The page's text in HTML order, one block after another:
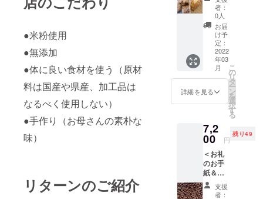
●米粉使用
●無添加
●体に良い食材を使う（原材
料は国産や県産、加工品は
なるべく使用しない）
●手作り（お母さんの素朴な
味）
リターンのご紹介
5ヵ月以
内で順
次発送
しま
す。 ※
商品に
小麦は
一切使
用して
おりま
麦や乳
製品を
使用し
ていま
す。 主
な原材
料:米粉
（国
までも
生ク
リーム
を添え
て食べ
るのも
お勧め
です。
サイズ
は4号以
米粉
（国
リーム
チーズ
（国
産）
ヨーグ
ンド
ケーキ
＆米粉
クッ
キー詰
め合せ
（ス
コーン
入りの
場合も
ありま
りの米
粉パウ
ンド
ケーキ
は素朴
な味な
ので生
クリー
者：
0人
お届
け予
定：
2022
年03
月
詳細を見る
こ
の
リ
タ
ー
ン
を
選
択
す
る
7,2
00 円
残り49
＜お礼
のお手
紙＆オ
リジナ
ルコー
支援
者：